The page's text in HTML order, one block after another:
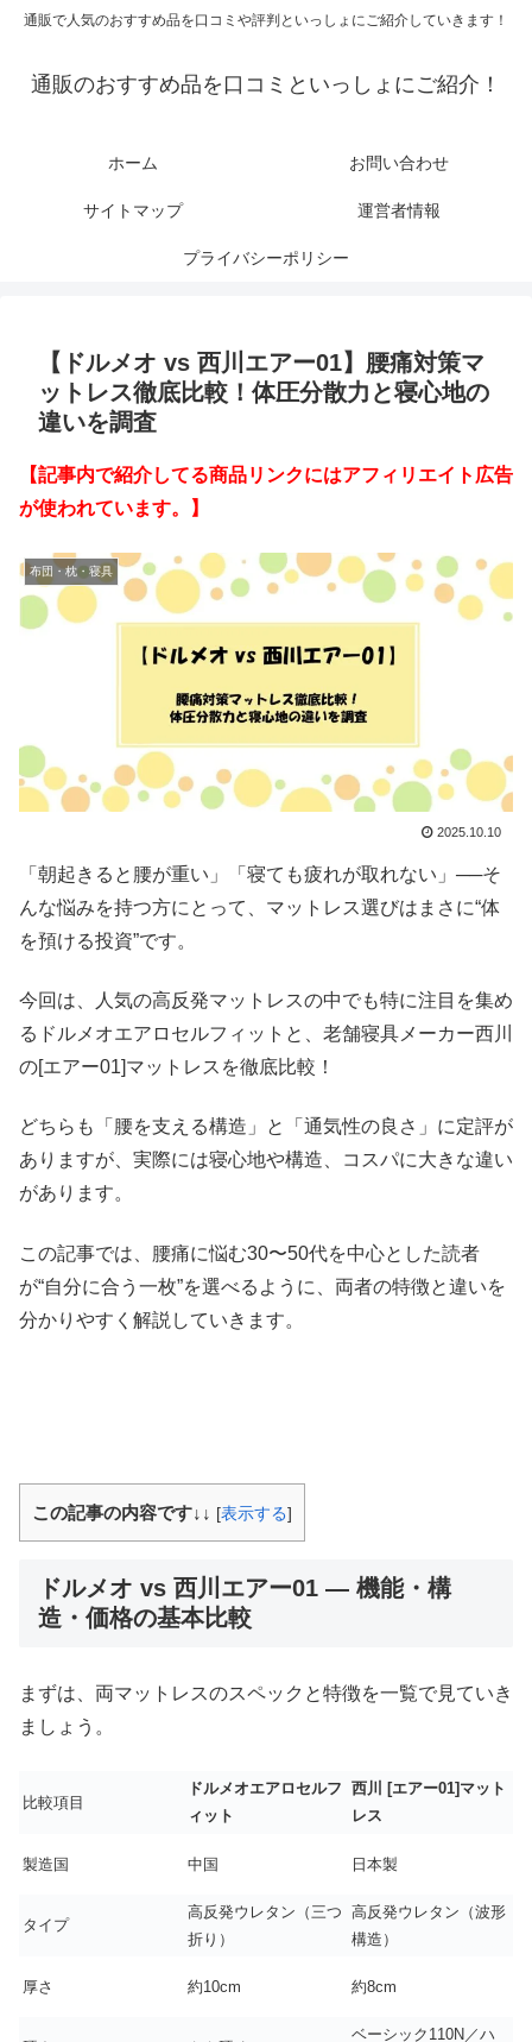
通販で人気のおすすめ品を口コミや評判といっしょにご紹介していきます！
通販のおすすめ品を口コミといっしょにご紹介！
ホーム お問い合わせ
サイトマップ 運営者情報
プライバシーポリシー
【ドルメオ vs 西川エアー01】腰痛対策マ
ットレス徹底比較！体圧分散力と寝心地の
違いを調査
【記事内で紹介してる商品リンクにはアフィリエイト広告
が使われています。】
布団・枕・寝具
2025.10.10
「朝起きると腰が重い」「寝ても疲れが取れない」──そ
んな悩みを持つ方にとって、マットレス選びはまさに“体
を預ける投資”です。
今回は、人気の高反発マットレスの中でも特に注目を集め
るドルメオエアロセルフィットと、老舗寝具メーカー西川
の[エアー01]マットレスを徹底比較！
どちらも「腰を支える構造」と「通気性の良さ」に定評が
ありますが、実際には寝心地や構造、コスパに大きな違い
があります。
この記事では、腰痛に悩む30〜50代を中心とした読者
が“自分に合う一枚”を選べるように、両者の特徴と違いを
分かりやすく解説していきます。
この記事の内容です↓↓ [表示する]
ドルメオ vs 西川エアー01 ― 機能・構
造・価格の基本比較
まずは、両マットレスのスペックと特徴を一覧で見ていき
ましょう。
比較項目
ドルメオエアロセルフ
ィット
西川 [エアー01]マット
レス
製造国 中国 日本製
タイプ
高反発ウレタン（三つ
折り）
高反発ウレタン（波形
構造）
厚さ 約10cm 約8cm
ベーシック110N／ハ